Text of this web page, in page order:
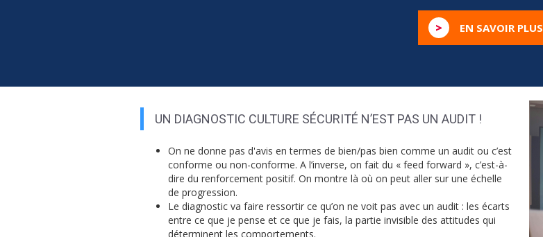
> EN SAVOIR PLUS
UN DIAGNOSTIC CULTURE SÉCURITÉ N’EST PAS UN AUDIT !
On ne donne pas d'avis en termes de bien/pas bien comme un audit ou c’est
conforme ou non-conforme. A l’inverse, on fait du « feed forward », c’est-à-
dire du renforcement positif. On montre là où on peut aller sur une échelle
de progression.
Le diagnostic va faire ressortir ce qu’on ne voit pas avec un audit : les écarts
entre ce que je pense et ce que je fais, la partie invisible des attitudes qui
déterminent les comportements.